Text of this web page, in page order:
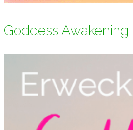
Goddess Awakening